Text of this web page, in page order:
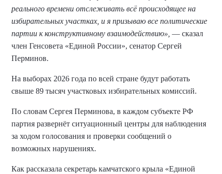
реального времени отслеживать всё происходящее на
избирательных участках, и я призываю все политические
партии к конструктивному взаимодействию», — сказал
член Генсовета «Единой России», сенатор Сергей
Перминов.
На выборах 2026 года по всей стране будут работать
свыше 89 тысяч участковых избирательных комиссий.
По словам Сергея Перминова, в каждом субъекте РФ
партия развернёт ситуационный центры для наблюдения
за ходом голосования и проверки сообщений о
возможных нарушениях.
Как рассказала секретарь камчатского крыла «Единой